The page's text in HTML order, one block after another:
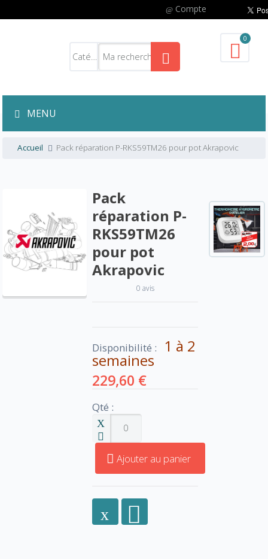
Compte
0
MENU
Accueil Pack réparation P-RKS59TM26 pour pot Akrapovic
Pack
réparation P-
RKS59TM26
pour pot
Akrapovic
0 avis
Disponibilité : 1 à 2
semaines
229,60 €
Qté :
Ajouter au panier